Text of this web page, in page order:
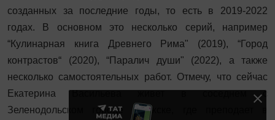
созданных за последние годы, то есть в 2019-2022
годах. В основном это несколько серий, например
“Кулинарная книга Древнего Рима" (2019), “Город
контрастов“ (2020), “Паралич души" (2022), а также
несколько самостоятельных работ. Отмечу, что сейчас
Екатерина Васильева живет в соседнем с
Зеленодольском городе Волжске, где преподает в